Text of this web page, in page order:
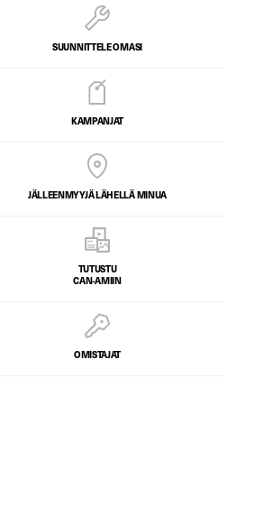
SUUNNITTELE OMASI
KAMPANJAT
JÄLLEENMYYJÄ LÄHELLÄ MINUA
TUTUSTU
CAN-AMIIN
OMISTAJAT